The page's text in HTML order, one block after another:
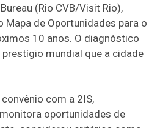
(Rio CVB/Visit Rio),
Mapa de Oportunidades para o
10 anos. O diagnóstico
mundial que a cidade
com a 2IS,
oportunidades de